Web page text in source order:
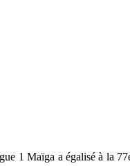
1 Maïga a égalisé à la